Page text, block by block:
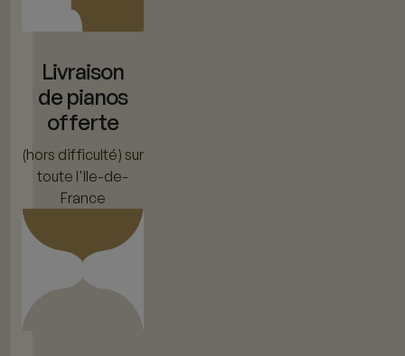
Livraison
de pianos
offerte
(hors difficulté) sur
toute l'Ile-de-
France